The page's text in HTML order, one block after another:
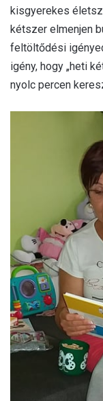
kisgyerekes
kétszer elmenjen
feltöltődési
igény, hogy „heti
nyolc percen